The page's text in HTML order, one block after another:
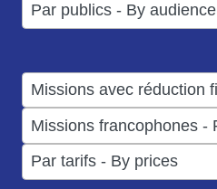
available
Par publics - By audience
results
result
available
result
available
Par tarifs - By prices
results